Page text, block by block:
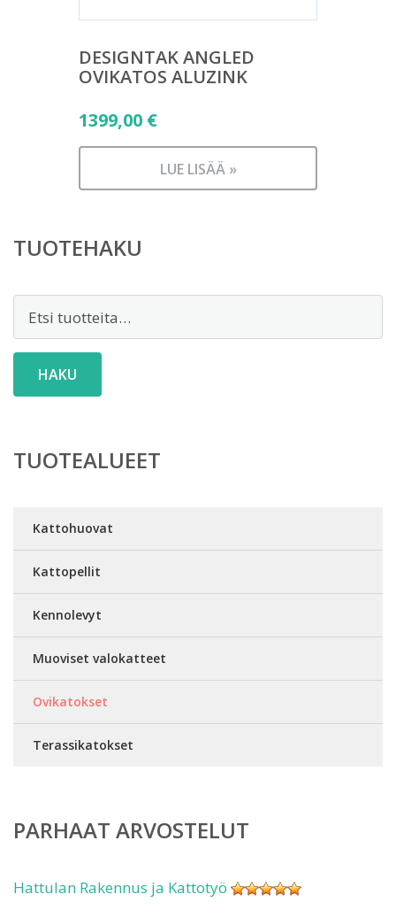
DESIGNTAK ANGLED
OVIKATOS ALUZINK
1399,00 €
LUE LISÄÄ »
TUOTEHAKU
HAKU
TUOTEALUEET
Kattohuovat
Kattopellit
Kennolevyt
Muoviset valokatteet
Ovikatokset
Terassikatokset
PARHAAT ARVOSTELUT
Hattulan Rakennus ja Kattotyö